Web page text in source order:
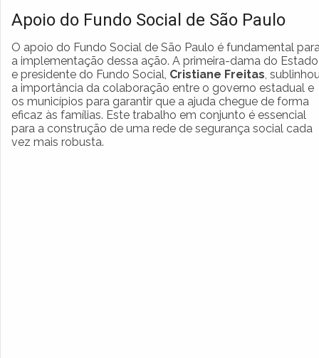
Apoio do Fundo Social de São Paulo
O apoio do Fundo Social de São Paulo é fundamental
a implementação dessa ação. A primeira-dama do Estado
e presidente do Fundo Social, Cristiane Freitas ,
a importância da colaboração entre o governo estadual e
os municípios para garantir que a ajuda chegue de forma
eficaz às famílias. Este trabalho em conjunto é essencial
para a construção de uma rede de segurança social cada
vez mais robusta.